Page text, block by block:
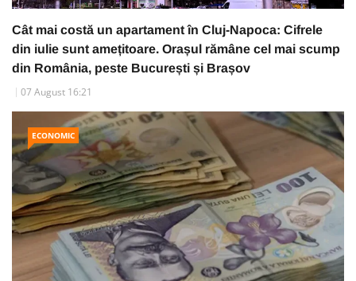
Cât mai costă un apartament în Cluj-Napoca: Cifrele
din iulie sunt amețitoare. Orașul rămâne cel mai scump
din România, peste București și Brașov
07 August 16:21
ECONOMIC